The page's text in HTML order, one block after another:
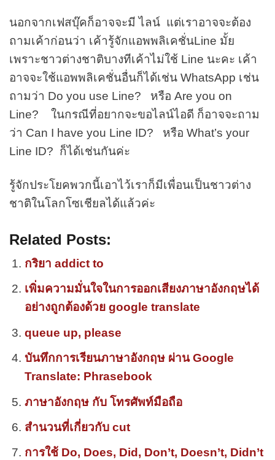
นอกจากเฟสบุ๊คก็อาจจะมี ไลน์ แต่เราอาจจะต้อง
ถามเค้าก่อนว่า เค้ารู้จักแอพพลิเคชั่นLine มั้ย
เพราะชาวต่างชาติบางทีเค้าไม่ใช้ Line นะคะ เค้า
อาจจะใช้แอพพลิเคชั่นอื่นก็ได้เช่น WhatsApp เช่น
ถามว่า Do you use Line? หรือ Are you on
Line? ในกรณีที่อยากจะขอไลน์ไอดี ก็อาจจะถาม
ว่า Can I have you Line ID? หรือ What’s your
Line ID? ก็ได้เช่นกันค่ะ
รู้จักประโยคพวกนี้เอาไว้เราก็มีเพื่อนเป็นชาวต่าง
ชาติในโลกโซเชียลได้แล้วค่ะ
Related Posts:
กริยา addict to
เพิ่มความมั่นใจในการออกเสียงภาษาอังกฤษได้
อย่างถูกต้องด้วย google translate
queue up, please
บันทึกการเรียนภาษาอังกฤษ ผ่าน Google
Translate: Phrasebook
ภาษาอังกฤษ กับ โทรศัพท์มือถือ
สำนวนที่เกี่ยวกับ cut
การใช้ Do, Does, Did, Don’t, Doesn’t, Didn’t